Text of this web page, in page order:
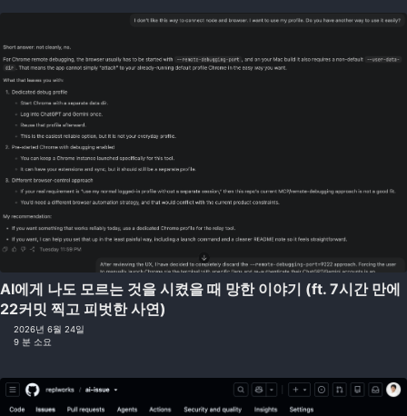
AI에게 나도 모르는 것을 시켰을 때 망한 이야기 (ft. 7시간 만에
22커밋 찍고 피벗한 사연)
2026년 6월 24일
9 분 소요